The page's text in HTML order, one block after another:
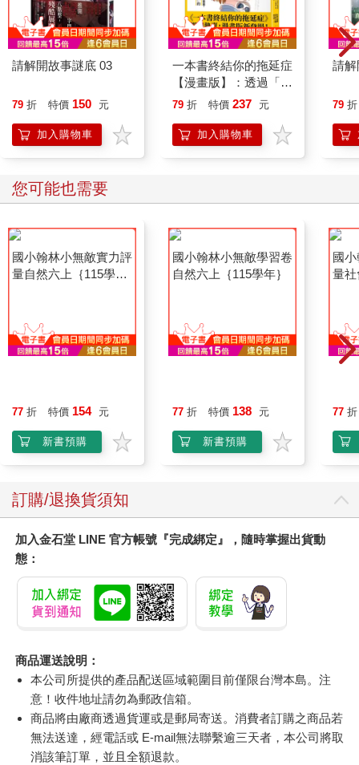
請解開故事謎底 03
79 折 特價 150 元
加入購物車
一本書終結你的拖延症
【漫畫版】：透過「小
行動」打開大腦的行動
「行動派」的37個科
學方法
79 折 特價 237 元
加入購物車
請解
79 折
您可能也需要
年｝
77 折 特價 154 元
新書預購
77 折 特價 138 元
新書預購
年｝
77 折
訂購/退換貨須知
加入金石堂 LINE 官方帳號『完成綁定』，隨時掌握出貨動
態：
商品運送說明：
本公司所提供的產品配送區域範圍目前僅限台灣本島。注
意！收件地址請勿為郵政信箱。
商品將由廠商透過貨運或是郵局寄送。消費者訂購之商品若
無法送達，經電話或 E-mail無法聯繫逾三天者，本公司將取
消該筆訂單，並且全額退款。